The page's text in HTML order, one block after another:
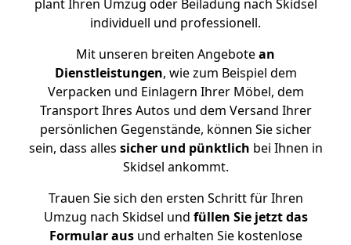
plant Ihren Umzug oder Beiladung nach Skidsel
individuell und professionell.
Mit unseren breiten Angebotean
Dienstleistungen, wie zum Beispiel dem
Verpacken und Einlagern Ihrer Möbel, dem
Transport Ihres Autos und dem Versand Ihrer
persönlichen Gegenstände, können Sie sicher
sein, dass alles sicher und pünktlich bei Ihnen in
Skidsel ankommt.
Trauen Sie sich den ersten Schritt für Ihren
Umzug nach Skidsel und füllen Sie jetzt das
Formular ausund erhalten Sie kostenlose